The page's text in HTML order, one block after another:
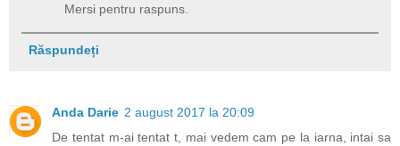
Mersi pentru raspuns.
Răspundeți
Anda Darie 2 august 2017 la 20:09
De tentat m-ai tentat t, mai vedem cam pe la iarna, intai sa